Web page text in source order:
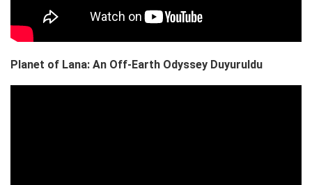
Planet of Lana: An Off-Earth Odyssey Duyuruldu